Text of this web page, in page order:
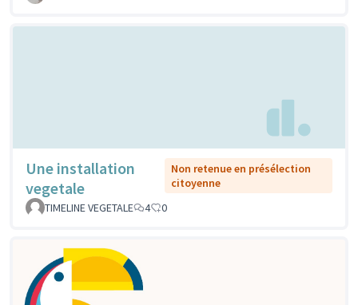
Une installation
vegetale
Non retenue en présélection
citoyenne
TIMELINE VEGETALE
4 0